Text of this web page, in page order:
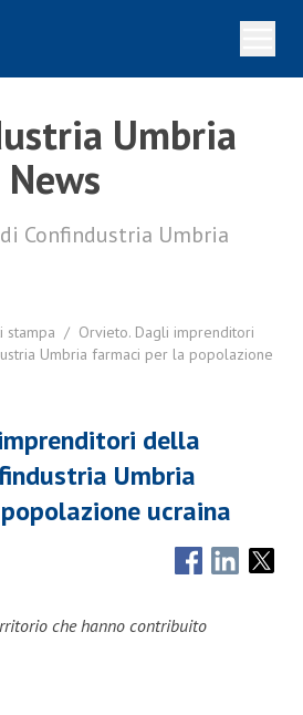
Umbria
News
Confindustria Umbria
stampa / Orvieto. Dagli imprenditori
Umbria farmaci per la popolazione
della
Umbria
ucraina
che hanno contribuito